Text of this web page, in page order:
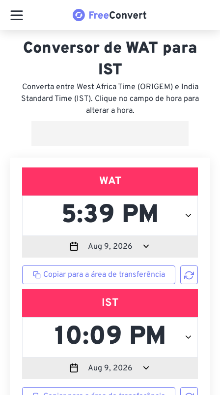
Conversor de WAT para
IST
Converta entre West Africa Time (ORIGEM) e India
Standard Time (IST). Clique no campo de hora para
alterar a hora.
WAT
Copiar para a área de transferência
IST